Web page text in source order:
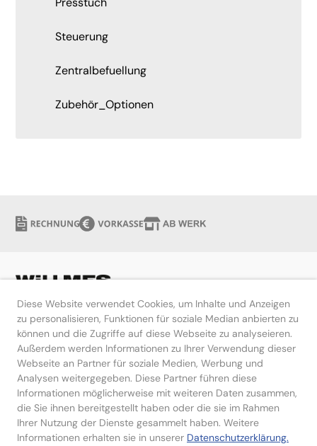
Diese Website verwendet Cookies, um Inhalte und Anzeigen
zu personalisieren, Funktionen für soziale Median anbierten zu
können und die Zugriffe auf diese Webseite zu analyseieren.
Außerdem werden Informationen zu Ihrer Verwendung dieser
Webseite an Partner für soziale Medien, Werbung und
Analysen weitergegeben. Diese Partner führen diese
Informationen möglicherweise mit weiteren Daten zusammen,
die Sie ihnen bereitgestellt haben oder die sie im Rahmen
Ihrer Nutzung der Dienste gesammelt haben. Weitere
Informationen erhalten sie in unserer Datenschutzerklärung.
Steuerung
Zentralbefuellung
Zubehör_Optionen
Hilfe
Kontakt
Impressum Datenschutzerklärung